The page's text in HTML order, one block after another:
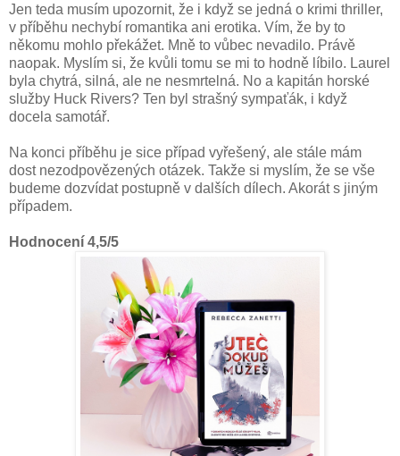
Jen teda musím upozornit, že i když se jedná o krimi thriller,
v příběhu nechybí romantika ani erotika. Vím, že by to
někomu mohlo překážet. Mně to vůbec nevadilo. Právě
naopak. Myslím si, že kvůli tomu se mi to hodně líbilo. Laurel
byla chytrá, silná, ale ne nesmrtelná. No a kapitán horské
služby Huck Rivers? Ten byl strašný sympaťák, i když
docela samotář.
Na konci příběhu je sice případ vyřešený, ale stále mám
dost nezodpovězených otázek. Takže si myslím, že se vše
budeme dozvídat postupně v dalších dílech. Akorát s jiným
případem.
Hodnocení 4,5/5